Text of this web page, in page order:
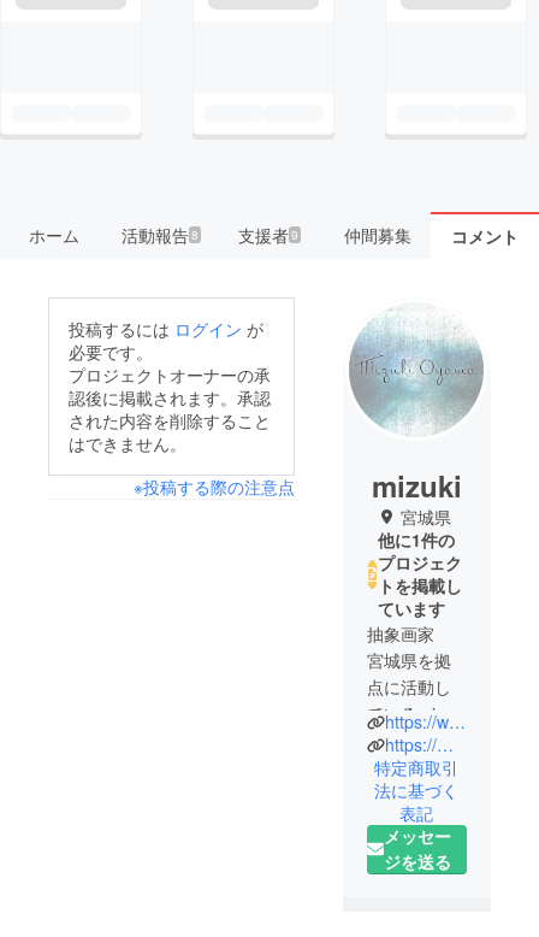
ホーム 活動報告8 支援者9 仲間募集 コメント
投稿するには ログイン が
必要です。
プロジェクトオーナーの承
認後に掲載されます。承認
された内容を削除すること
はできません。
※投稿する際の注意点
mizuki
宮城県
他に1件の
プロジェク
トを掲載し
ています
抽象画家
宮城県を拠
点に活動し
ているmizuki
と申しま
す。
国内外の展
覧会に参加
しながら、
「アートが
https://www.instagram.com/1998_m.oyama?igsh=cXM3OGY3aTYxN3d5
https://mizukioyama.github.io/website/
特定商取引
法に基づく
表記
メッセー
ジを送る